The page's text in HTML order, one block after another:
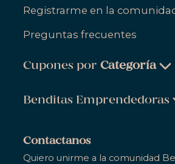
Registrarme en la
Preguntas frecuentes
Cupones porCategoría
Salud & Bienestar
Hogar
Benditas Emprendedoras
Contactanos
Quiero unirme a la comunidad